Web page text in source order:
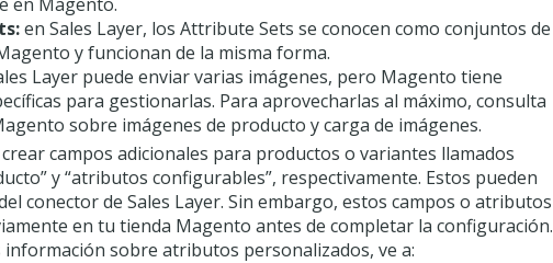
en Sales Layer, los Attribute Sets se conocen como conjuntos de
y funcionan de la misma forma.
Layer puede enviar varias imágenes, pero Magento tiene
para gestionarlas. Para aprovecharlas al máximo, consulta
sobre imágenes de producto y carga de imágenes.
campos adicionales para productos o variantes llamados
y “atributos configurables”, respectivamente. Estos pueden
conector de Sales Layer. Sin embargo, estos campos o atributos
en tu tienda Magento antes de completar la configuración.
sobre atributos personalizados, ve a: